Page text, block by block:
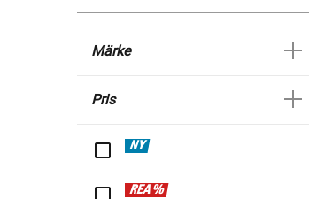
Märke
Pris
NY
REA %